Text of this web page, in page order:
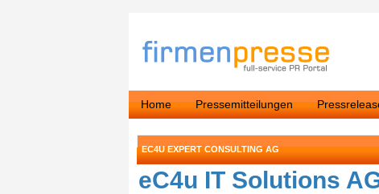
Home Pressemitteilungen
EC4U EXPERT CONSULTING AG
eC4u IT Solutions